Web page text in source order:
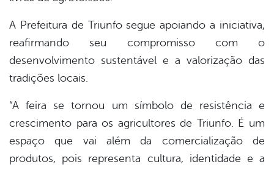
A Prefeitura de Triunfo segue apoiando a iniciativa,
reafirmando seu compromisso com o
desenvolvimento sustentável e a valorização das
tradições locais.
“A feira se tornou um símbolo de resistência e
crescimento para os agricultores de Triunfo. É um
espaço que vai além da comercialização de
produtos, pois representa cultura, identidade e a